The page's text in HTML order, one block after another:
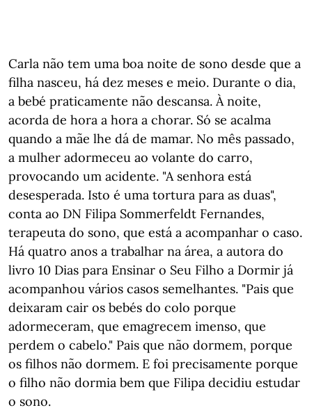
Carla não tem uma boa noite de sono desde que a
filha nasceu, há dez meses e meio. Durante o dia,
a bebé praticamente não descansa. À noite,
acorda de hora a hora a chorar. Só se acalma
quando a mãe lhe dá de mamar. No mês passado,
a mulher adormeceu ao volante do carro,
provocando um acidente. "A senhora está
desesperada. Isto é uma tortura para as duas",
conta ao DN Filipa Sommerfeldt Fernandes,
terapeuta do sono, que está a acompanhar o caso.
Há quatro anos a trabalhar na área, a autora do
livro 10 Dias para Ensinar o Seu Filho a Dormir já
acompanhou vários casos semelhantes. "Pais que
deixaram cair os bebés do colo porque
adormeceram, que emagrecem imenso, que
perdem o cabelo." Pais que não dormem, porque
os filhos não dormem. E foi precisamente porque
o filho não dormia bem que Filipa decidiu estudar
o sono.